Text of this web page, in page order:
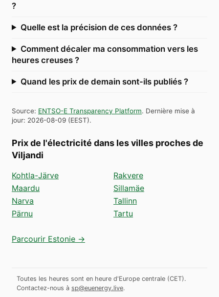
?
Quelle est la précision de ces données ?
Comment décaler ma consommation vers les
heures creuses ?
Quand les prix de demain sont-ils publiés ?
Source: ENTSO-E Transparency Platform. Dernière mise à
jour: 2026-08-09 (EEST).
Prix de l'électricité dans les villes proches de
Viljandi
Kohtla-Järve
Maardu
Narva
Pärnu
Rakvere
Sillamäe
Tallinn
Tartu
Parcourir Estonie →
Toutes les heures sont en heure d'Europe centrale (CET).
Contactez-nous à sp@euenergy.live.